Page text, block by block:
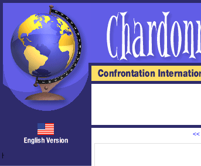
ￂﾠ
<<